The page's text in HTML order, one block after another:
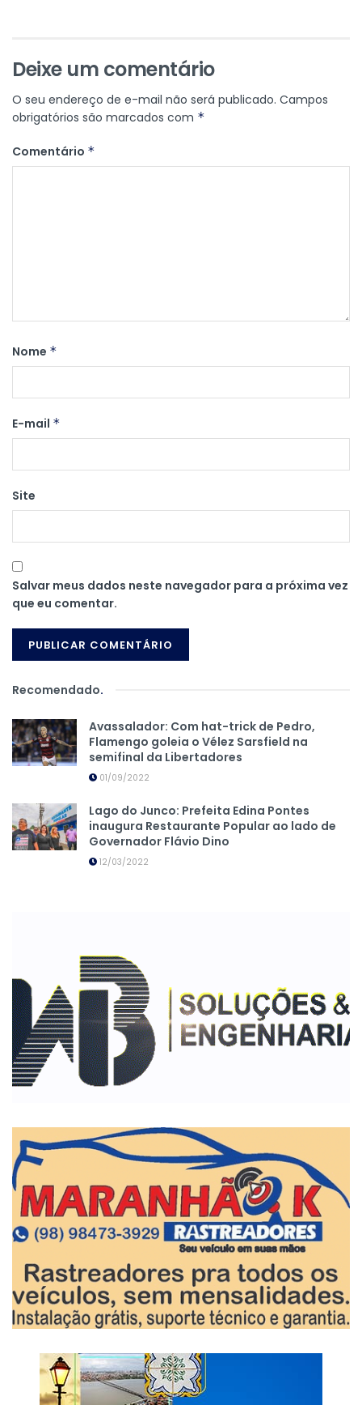
Deixe um comentário
O seu endereço de e-mail não será publicado. Campos
obrigatórios são marcados com *
Comentário *
Nome *
E-mail *
Site
Salvar meus dados neste navegador para a próxima vez
que eu comentar.
Recomendado.
Avassalador: Com hat-trick de Pedro,
Flamengo goleia o Vélez Sarsfield na
semifinal da Libertadores
01/09/2022
Lago do Junco: Prefeita Edina Pontes
inaugura Restaurante Popular ao lado de
Governador Flávio Dino
12/03/2022